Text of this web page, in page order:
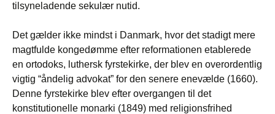
tilsyneladende sekulær nutid.
Det gælder ikke mindst i Danmark, hvor det stadigt mere
magtfulde kongedømme efter reformationen etablerede
en ortodoks, luthersk fyrstekirke, der blev en overordentlig
vigtig “åndelig advokat” for den senere enevælde (1660).
Denne fyrstekirke blev efter overgangen til det
konstitutionelle monarki (1849) med religionsfrihed